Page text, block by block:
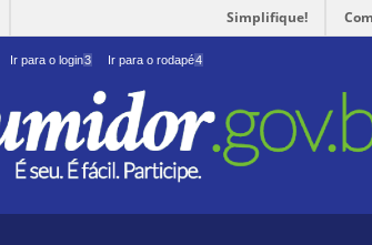
Simplifique!
Ir para o login3 Ir para o rodapé4